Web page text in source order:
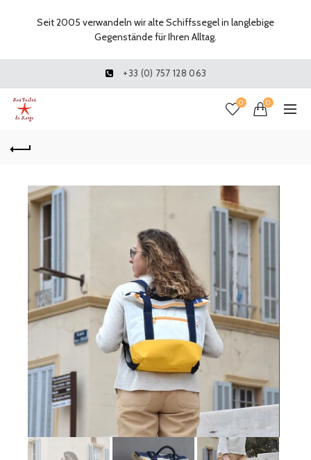
+33 (0) 757 128 063
0 0
Seit 2005 verwandeln wir alte Schiffssegel in langlebige
Gegenstände für Ihren Alltag.